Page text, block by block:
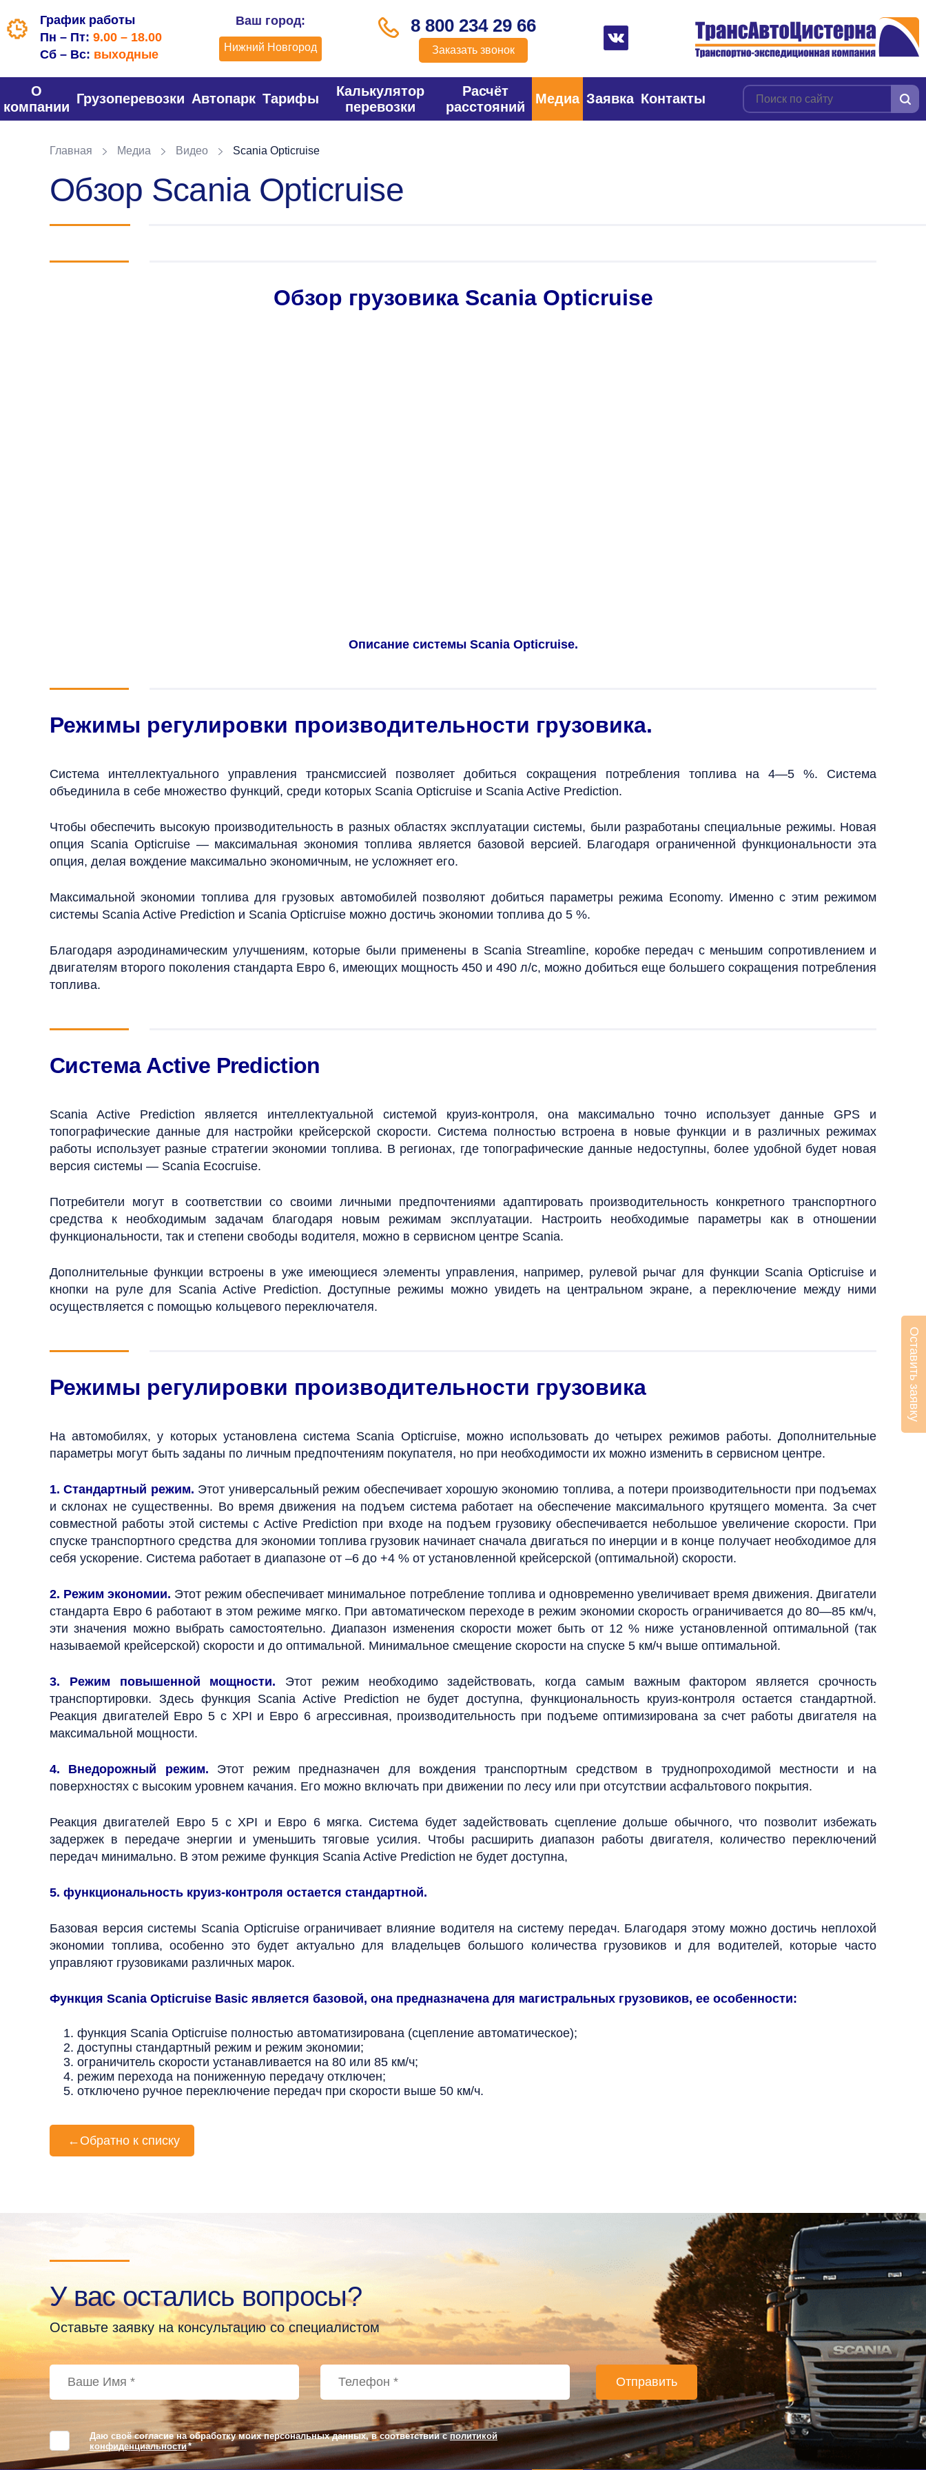
График работы
Пн – Пт: 9.00 – 18.00
Сб – Вс: выходные
Ваш город:
Нижний Новгород
8 800 234 29 66
Заказать звонок
О
компании
Грузоперевозки Автопарк Тарифы
Калькулятор
перевозки
Расчёт
расстояний
Медиа Заявка Контакты
Главная Медиа Видео Scania Opticruise
Обзор Scania Opticruise
Обзор грузовика Scania Opticruise
Описание системы Scania Opticruise.
Режимы регулировки производительности грузовика.
Система интеллектуального управления трансмиссией позволяет добиться сокращения потребления топлива на 4—5 %. Система
объединила в себе множество функций, среди которых Scania Opticruise и Scania Active Prediction.
Чтобы обеспечить высокую производительность в разных областях эксплуатации системы, были разработаны специальные режимы. Новая
опция Scania Opticruise — максимальная экономия топлива является базовой версией. Благодаря ограниченной функциональности эта
опция, делая вождение максимально экономичным, не усложняет его.
Максимальной экономии топлива для грузовых автомобилей позволяют добиться параметры режима Economy. Именно с этим режимом
системы Scania Active Prediction и Scania Opticruise можно достичь экономии топлива до 5 %.
Благодаря аэродинамическим улучшениям, которые были применены в Scania Streamline, коробке передач с меньшим сопротивлением и
двигателям второго поколения стандарта Евро 6, имеющих мощность 450 и 490 л/с, можно добиться еще большего сокращения потребления
топлива.
Система Active Prediction
Scania Active Prediction является интеллектуальной системой круиз-контроля, она максимально точно использует данные GPS и
топографические данные для настройки крейсерской скорости. Система полностью встроена в новые функции и в различных режимах
работы использует разные стратегии экономии топлива. В регионах, где топографические данные недоступны, более удобной будет новая
версия системы — Scania Ecocruise.
Потребители могут в соответствии со своими личными предпочтениями адаптировать производительность конкретного транспортного
средства к необходимым задачам благодаря новым режимам эксплуатации. Настроить необходимые параметры как в отношении
функциональности, так и степени свободы водителя, можно в сервисном центре Scania.
Дополнительные функции встроены в уже имеющиеся элементы управления, например, рулевой рычаг для функции Scania Opticruise и
кнопки на руле для Scania Active Prediction. Доступные режимы можно увидеть на центральном экране, а переключение между ними
осуществляется с помощью кольцевого переключателя.
Режимы регулировки производительности грузовика
На автомобилях, у которых установлена система Scania Opticruise, можно использовать до четырех режимов работы. Дополнительные
параметры могут быть заданы по личным предпочтениям покупателя, но при необходимости их можно изменить в сервисном центре.
1. Стандартный режим. Этот универсальный режим обеспечивает хорошую экономию топлива, а потери производительности при подъемах
и склонах не существенны. Во время движения на подъем система работает на обеспечение максимального крутящего момента. За счет
совместной работы этой системы с Active Prediction при входе на подъем грузовику обеспечивается небольшое увеличение скорости. При
спуске транспортного средства для экономии топлива грузовик начинает сначала двигаться по инерции и в конце получает необходимое для
себя ускорение. Система работает в диапазоне от –6 до +4 % от установленной крейсерской (оптимальной) скорости.
2. Режим экономии. Этот режим обеспечивает минимальное потребление топлива и одновременно увеличивает время движения. Двигатели
стандарта Евро 6 работают в этом режиме мягко. При автоматическом переходе в режим экономии скорость ограничивается до 80—85 км/ч,
эти значения можно выбрать самостоятельно. Диапазон изменения скорости может быть от 12 % ниже установленной оптимальной (так
называемой крейсерской) скорости и до оптимальной. Минимальное смещение скорости на спуске 5 км/ч выше оптимальной.
3. Режим повышенной мощности. Этот режим необходимо задействовать, когда самым важным фактором является срочность
транспортировки. Здесь функция Scania Active Prediction не будет доступна, функциональность круиз-контроля остается стандартной.
Реакция двигателей Евро 5 с XPI и Евро 6 агрессивная, производительность при подъеме оптимизирована за счет работы двигателя на
максимальной мощности.
4. Внедорожный режим. Этот режим предназначен для вождения транспортным средством в труднопроходимой местности и на
поверхностях с высоким уровнем качания. Его можно включать при движении по лесу или при отсутствии асфальтового покрытия.
Реакция двигателей Евро 5 с XPI и Евро 6 мягка. Система будет задействовать сцепление дольше обычного, что позволит избежать
задержек в передаче энергии и уменьшить тяговые усилия. Чтобы расширить диапазон работы двигателя, количество переключений
передач минимально. В этом режиме функция Scania Active Prediction не будет доступна,
5. функциональность круиз-контроля остается стандартной.
Базовая версия системы Scania Opticruise ограничивает влияние водителя на систему передач. Благодаря этому можно достичь неплохой
экономии топлива, особенно это будет актуально для владельцев большого количества грузовиков и для водителей, которые часто
управляют грузовиками различных марок.
Функция Scania Opticruise Basic является базовой, она предназначена для магистральных грузовиков, ее особенности:
функция Scania Opticruise полностью автоматизирована (сцепление автоматическое);
доступны стандартный режим и режим экономии;
ограничитель скорости устанавливается на 80 или 85 км/ч;
режим перехода на пониженную передачу отключен;
отключено ручное переключение передач при скорости выше 50 км/ч.
← Обратно к списку
У вас остались вопросы?
Оставьте заявку на консультацию со специалистом
Даю своё согласие на обработку моих персональных данных, в соответствии сполитикой
конфиденциальности*
Оставить заявку